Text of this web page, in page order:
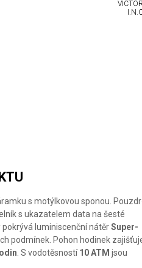
s motýlkovou sponou.
s ukazatelem data na šesté
pokrývá luminiscenční nátěrSuper-
podmínek. Pohon hodinek
. S vodotěsností10 ATM jsou